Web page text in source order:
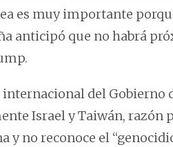
es muy importante
anticipó que no habrá
del Gobierno
Israel y Taiwán, razón
y no reconoce el